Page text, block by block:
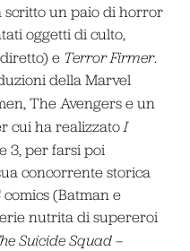
scritto un paio di horror
oggetti di culto,
e Terror Firmer.
della Marvel
The Avengers e un
cui ha realizzatoI
3, per farsi poi
concorrente storica
(Batman e
nutrita di supereroi
Suicide Squad –